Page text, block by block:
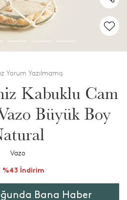
Yorum Yazılmamış
Kabuklu Cam
Büyük Boy
Vazo
%43 İndirim
Bana Haber